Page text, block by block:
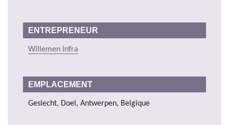
ENTREPRENEUR
Willemen Infra
EMPLACEMENT
Geslecht, Doel, Antwerpen, Belgique